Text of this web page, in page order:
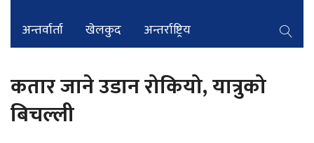
अन्तर्वार्ता
खेलकुद अन्तर्राष्ट्रिय
कतार जाने उडान रोकियो, यात्रुको
बिचल्ली